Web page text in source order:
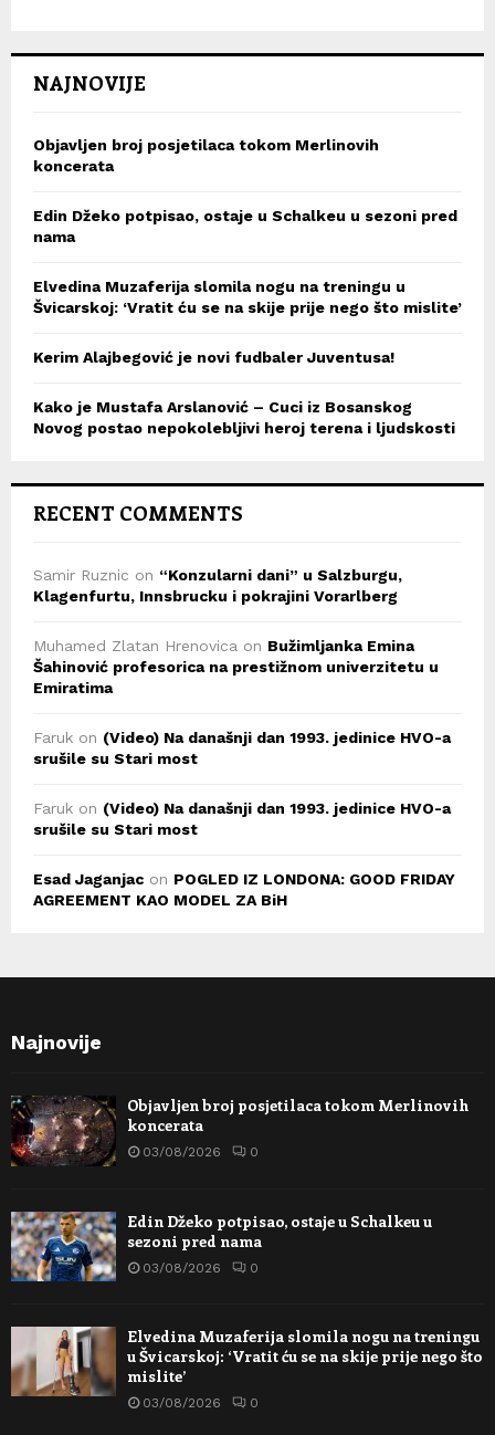
NAJNOVIJE
Objavljen broj posjetilaca tokom Merlinovih
koncerata
Edin Džeko potpisao, ostaje u Schalkeu u sezoni pred
nama
Elvedina Muzaferija slomila nogu na treningu u
Švicarskoj: ‘Vratit ću se na skije prije nego što mislite’
Kerim Alajbegović je novi fudbaler Juventusa!
Kako je Mustafa Arslanović – Cuci iz Bosanskog
Novog postao nepokolebljivi heroj terena i ljudskosti
RECENT COMMENTS
Samir Ruznic on “Konzularni dani” u Salzburgu,
Klagenfurtu, Innsbrucku i pokrajini Vorarlberg
Muhamed Zlatan Hrenovica on Bužimljanka Emina
Šahinović profesorica na prestižnom univerzitetu u
Emiratima
Faruk on (Video) Na današnji dan 1993. jedinice HVO-a
srušile su Stari most
Faruk on (Video) Na današnji dan 1993. jedinice HVO-a
srušile su Stari most
Esad Jaganjac on POGLED IZ LONDONA: GOOD FRIDAY
AGREEMENT KAO MODEL ZA BiH
Najnovije
Objavljen broj posjetilaca tokom Merlinovih
koncerata
03/08/2026 0
Edin Džeko potpisao, ostaje u Schalkeu u
sezoni pred nama
03/08/2026 0
Elvedina Muzaferija slomila nogu na treningu
u Švicarskoj: ‘Vratit ću se na skije prije nego što
mislite’
03/08/2026 0